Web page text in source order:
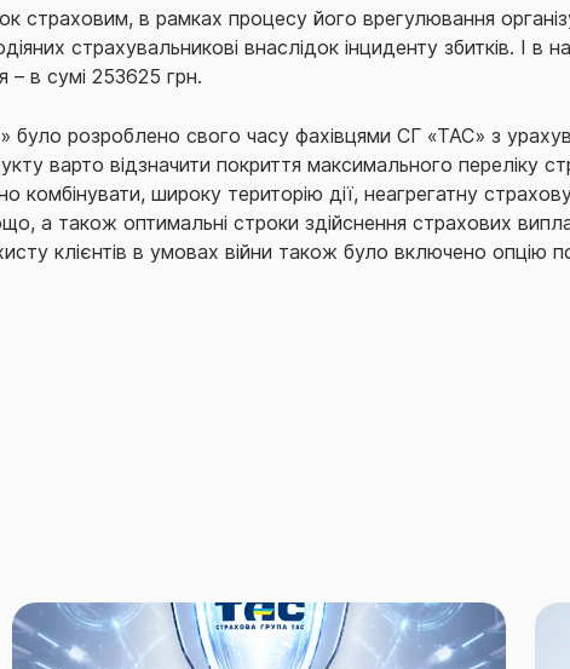
страховим, в рамках процесу його врегулювання
страхувальникові внаслідок інциденту збитків. І в
– в сумі 253625 грн.
розроблено свого часу фахівцями СГ «ТАС» з
варто відзначити покриття максимального переліку
комбінувати, широку територію дії, неагрегатну
а також оптимальні строки здійснення страхових
клієнтів в умовах війни також було включено опцію